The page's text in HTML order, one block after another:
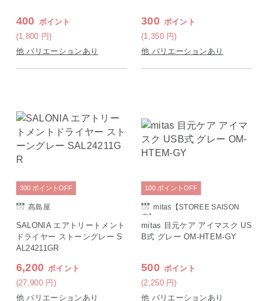
400 ポイント
(1,800 円)
他 バリエーションあり
300 ポイント
(1,350 円)
他 バリエーションあり
髙島屋
SALONIA エアトリートメント
ドライヤー ストーングレー S
AL24211GR
6,200 ポイント
(27,900 円 )
300 ポイント OFF
他 バリエーションあり
mitas【STOREE SAISON
店】
mitas 目元ケア アイマスク US
B式 グレー OM-HTEM-GY
500 ポイント
(2,250 円)
100 ポイント OFF
他 バリエーションあり